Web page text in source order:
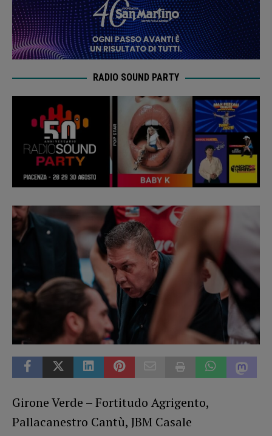
RADIO SOUND PARTY
Girone Verde – Fortitudo Agrigento,
Pallacanestro Cantù, JBM Casale